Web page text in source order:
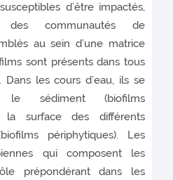
d’être impactés,
communautés de
au sein d’une matrice
sont présents dans tous
les cours d’eau, ils se
le sédiment (biofilms
la surface des différents
périphytiques). Les
qui composent les
prépondérant dans les